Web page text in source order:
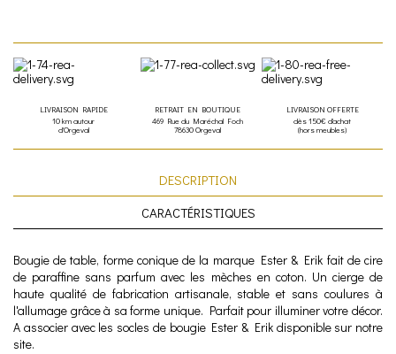
LIVRAISON RAPIDE
10 km autour
d'Orgeval
RETRAIT EN BOUTIQUE
469 Rue du Maréchal Foch
78630 Orgeval
LIVRAISON OFFERTE
dès 150€ d'achat
(hors meubles)
DESCRIPTION
CARACTÉRISTIQUES
Bougie de table, forme conique de la marque Ester & Erik fait de cire
de paraffine sans parfum avec les mèches en coton. Un cierge de
haute qualité de fabrication artisanale, stable et sans coulures à
l'allumage grâce à sa forme unique. Parfait pour illuminer votre décor.
A associer avec les socles de bougie Ester & Erik disponible sur notre
site.